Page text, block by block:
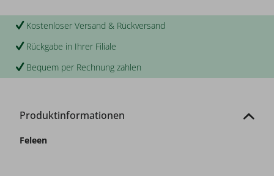
Kostenloser Versand & Rückversand
Rückgabe in Ihrer Filiale
Bequem per Rechnung zahlen
Produktinformationen
Feleen